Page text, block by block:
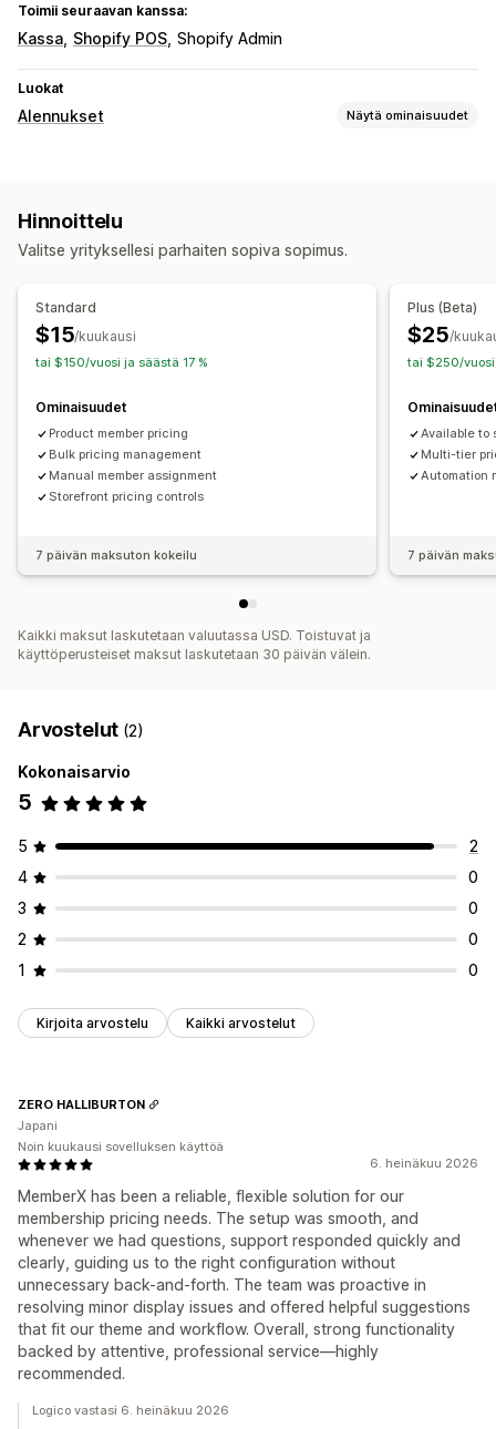
Toimii seuraavan kanssa:
Kassa Shopify POS Shopify Admin
Luokat
Alennukset Näytä ominaisuudet
Dynaaminen hinnoittelu
Hinnoittelu
Valitse yrityksellesi parhaiten sopiva sopimus.
Standard
$15/kuukausi
tai $150/vuosi ja säästä 17 %
Ominaisuudet
Product member pricing
Bulk pricing management
Manual member assignment
Storefront pricing controls
7 päivän maksuton kokeilu
Plus (Beta)
$25/
tai $250/vuosi
Available to
Multi-tier
Automation
7 päivän
Kaikki maksut laskutetaan valuutassa USD. Toistuvat ja
käyttöperusteiset maksut laskutetaan 30 päivän välein.
Arvostelut (2)
Kokonaisarvio
5
5
2
4
0
3
0
2
0
1
0
Kirjoita arvostelu Kaikki arvostelut
6. heinäkuu 2026
MemberX has been a reliable, flexible solution for our
membership pricing needs. The setup was smooth, and
whenever we had questions, support responded quickly and
clearly, guiding us to the right configuration without
unnecessary back-and-forth. The team was proactive in
resolving minor display issues and offered helpful suggestions
that fit our theme and workflow. Overall, strong functionality
backed by attentive, professional service—highly
recommended.
ZERO HALLIBURTON
Japani
Noin kuukausi sovelluksen käyttöä
Logico vastasi 6. heinäkuu 2026